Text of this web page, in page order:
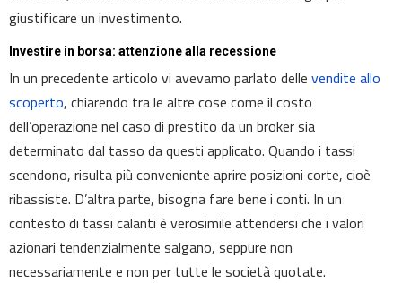
giustificare un investimento.
Investire in borsa: attenzione alla recessione
In un precedente articolo vi avevamo parlato delle vendite allo
scoperto, chiarendo tra le altre cose come il costo
dell’operazione nel caso di prestito da un broker sia
determinato dal tasso da questi applicato. Quando i tassi
scendono, risulta più conveniente aprire posizioni corte, cioè
ribassiste. D’altra parte, bisogna fare bene i conti. In un
contesto di tassi calanti è verosimile attendersi che i valori
azionari tendenzialmente salgano, seppure non
necessariamente e non per tutte le società quotate.